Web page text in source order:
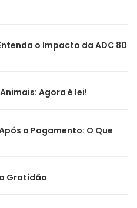
o Impacto da ADC 80
Agora é lei!
o Pagamento: O Que
Gratidão